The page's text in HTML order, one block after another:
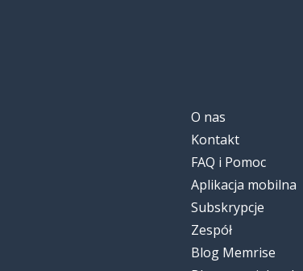
O nas
Kontakt
FAQ i Pomoc
Aplikacja mobilna
Subskrypcje
Zespół
Blog Memrise